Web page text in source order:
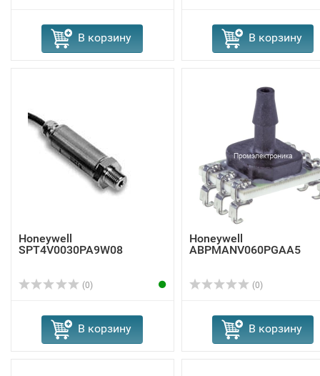
В корзину В корзину
Honeywell
SPT4V0030PA9W08
(0)
В корзину
Honeywell
ABPMANV060PGAA5
(0)
В корзину